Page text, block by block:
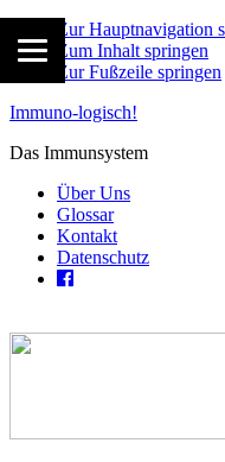
Zur Hauptnavigation
Zum Inhalt springen
Zur Fußzeile springen
Immuno-logisch!
Das Immunsystem
Über Uns
Glossar
Kontakt
Datenschutz